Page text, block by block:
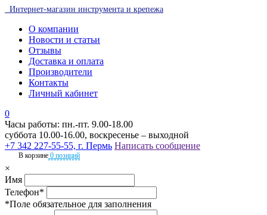
Интернет-магазин инструмента и крепежа
О компании
Новости и статьи
Отзывы
Доставка и оплата
Производители
Контакты
Личный кабинет
0
Часы работы: пн.-пт. 9.00-18.00
суббота 10.00-16.00, воскресенье – выходной
+7 342 227-55-55, г. Пермь Написать сообщение
В корзине 0 позиций
×
Имя
Телефон*
*Поле обязательное для заполнения